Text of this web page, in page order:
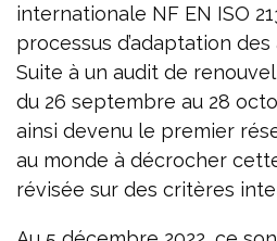
internationale NF EN ISO
processus d’adaptation des
Suite à un audit de
du 26 septembre au 28
ainsi devenu le premier
au monde à décrocher
révisée sur des critères